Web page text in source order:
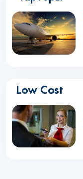
Low Cost